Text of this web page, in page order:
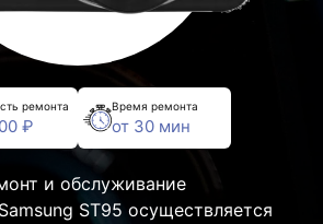
ремонта
₽
Время ремонта
от 30 мин
и обслуживание
ST95 осуществляется